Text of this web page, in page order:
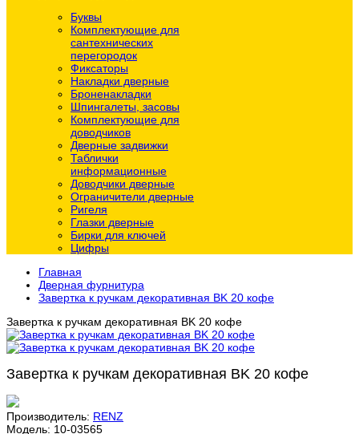
Буквы
Комплектующие для
сантехнических
перегородок
Фиксаторы
Накладки дверные
Броненакладки
Шпингалеты, засовы
Комплектующие для
доводчиков
Дверные задвижки
Таблички
информационные
Доводчики дверные
Ограничители дверные
Ригеля
Глазки дверные
Бирки для ключей
Цифры
Главная
Дверная фурнитура
Завертка к ручкам декоративная BK 20 кофе
Завертка к ручкам декоративная BK 20 кофе
Завертка к ручкам декоративная BK 20 кофе
Производитель: RENZ
Модель: 10-03565